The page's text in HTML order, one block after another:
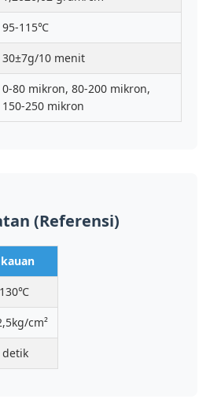
95-115℃
30±7g/10 menit
0-80 mikron, 80-200 mikron,
150-250 mikron
(Referensi)
cm²
detik